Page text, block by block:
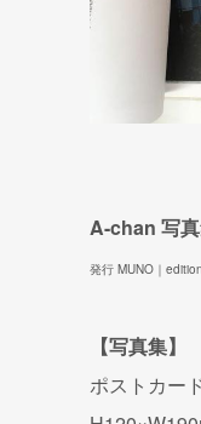
A-chan 写
発行 MUNO｜
【写真集】
ポストカー